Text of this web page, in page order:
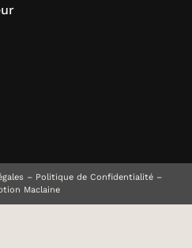
– Politique de Confidentialité –
Maclaine